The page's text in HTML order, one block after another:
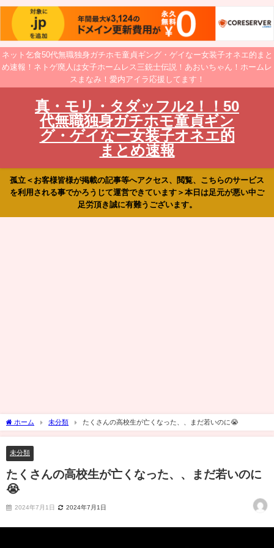
ネット乞食50代無職独身ガチホモ童貞ギング・ゲイなー女装子オネエ的まと
め速報！ネトゲ廃人は女子ホームレス三銃士伝説！あおいちゃん！ホームレ
スまなみ！愛内アイラ応援してます！
真・モリ・タダッフル2！！50
代無職独身ガチホモ童貞ギン
グ・ゲイなー女装子オネエ的
まとめ速報
孤立＜お客様皆様が掲載の記事等へアクセス、閲覧、こちらのサービス
を利用される事でかろうじて運営できています＞本日は足元が悪い中ご
足労頂き誠に有難うございます。
ホーム 未分類 たくさんの高校生が亡くなった、、まだ若いのに😭
未分類
たくさんの高校生が亡くなった、、まだ若いのに
😭
2024年7月1日 2024年7月1日